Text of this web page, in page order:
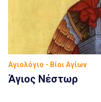
Αγιολόγιο - Βίοι Αγίων
Άγιος Νέστωρ